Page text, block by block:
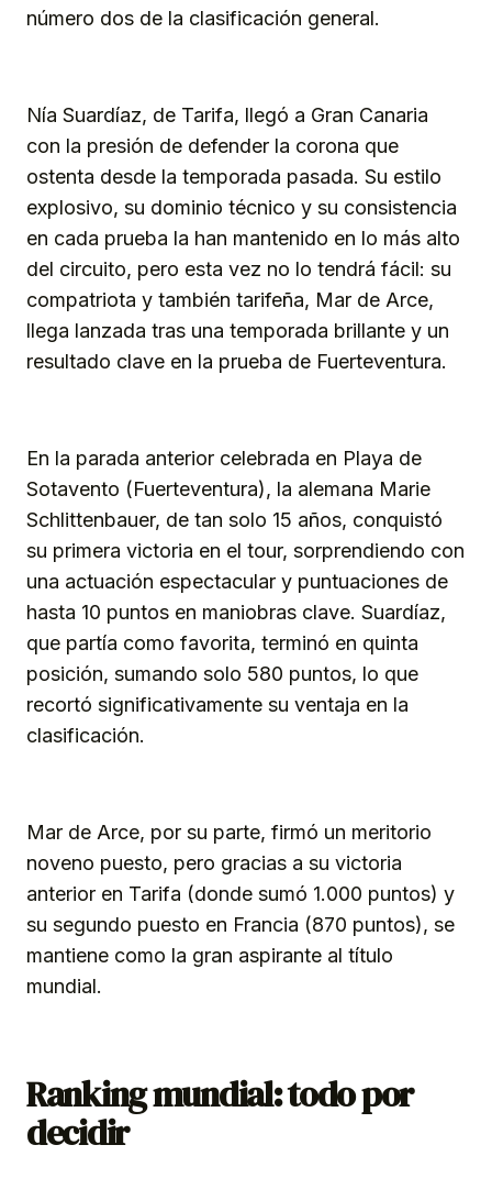
número dos de la clasificación general.
Nía Suardíaz, de Tarifa, llegó a Gran Canaria
con la presión de defender la corona que
ostenta desde la temporada pasada. Su estilo
explosivo, su dominio técnico y su consistencia
en cada prueba la han mantenido en lo más alto
del circuito, pero esta vez no lo tendrá fácil: su
compatriota y también tarifeña, Mar de Arce,
llega lanzada tras una temporada brillante y un
resultado clave en la prueba de Fuerteventura.
En la parada anterior celebrada en Playa de
Sotavento (Fuerteventura), la alemana Marie
Schlittenbauer, de tan solo 15 años, conquistó
su primera victoria en el tour, sorprendiendo con
una actuación espectacular y puntuaciones de
hasta 10 puntos en maniobras clave. Suardíaz,
que partía como favorita, terminó en quinta
posición, sumando solo 580 puntos, lo que
recortó significativamente su ventaja en la
clasificación.
Mar de Arce, por su parte, firmó un meritorio
noveno puesto, pero gracias a su victoria
anterior en Tarifa (donde sumó 1.000 puntos) y
su segundo puesto en Francia (870 puntos), se
mantiene como la gran aspirante al título
mundial.
Ranking mundial: todo por
decidir